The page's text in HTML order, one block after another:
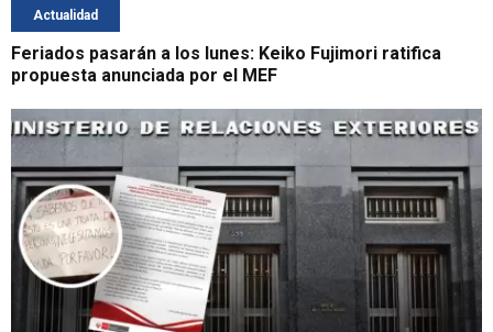
Actualidad
Feriados pasarán a los lunes: Keiko Fujimori ratifica
propuesta anunciada por el MEF